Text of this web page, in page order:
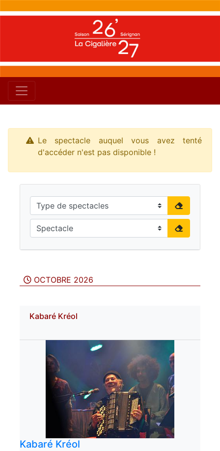
Le spectacle auquel vous avez tenté
d'accéder n'est pas disponible !
OCTOBRE 2026
Kabaré Kréol
Kabaré Kréol